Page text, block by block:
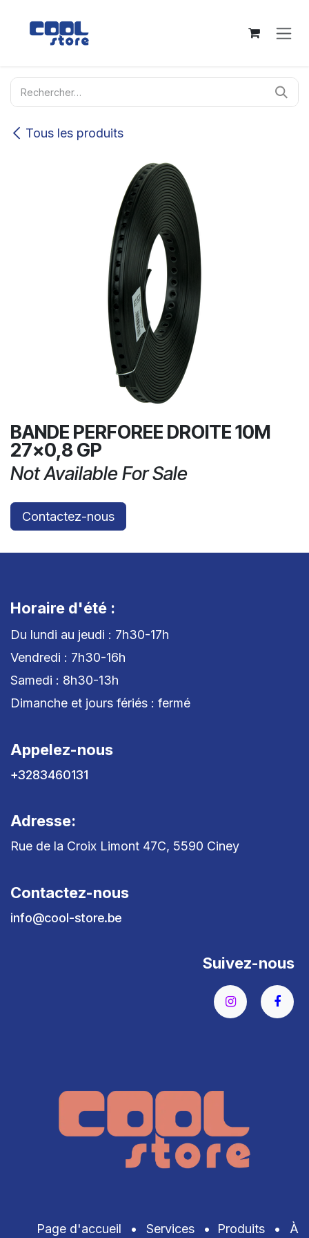
Tous les produits
BANDE PERFOREE DROITE 10M
27x0,8 GP
Not Available For Sale
Contactez-nous
Horaire d'été :
Du lundi au jeudi : 7h30-17h
Vendredi : 7h30-16h
Samedi : 8h30-13h
Dimanche et jours fériés : fermé
Appelez-nous
+3283460131
Adresse:
Rue de la Croix Limont 47C, 5590 Ciney
Contactez-nous
info@cool-store.be
Suivez-nous
Page d'accueil • Services • Produits • À